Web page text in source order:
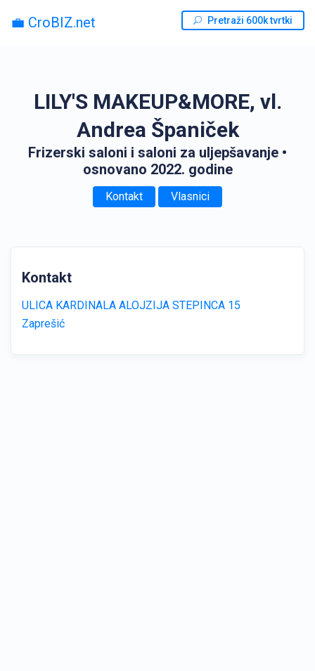
💼 CroBIZ.net Pretraži 600k tvrtki
LILY'S MAKEUP&MORE, vl.
Andrea Španiček
Frizerski saloni i saloni za uljepšavanje •
osnovano 2022. godine
Kontakt Vlasnici
Kontakt
ULICA KARDINALA ALOJZIJA STEPINCA 15
Zaprešić